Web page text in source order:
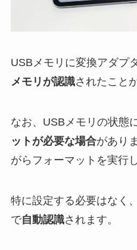
USBメモリに変換アダプ
メモリが認識されたこと
なお、USBメモリの状態
ットが必要な場合があり
がらフォーマットを実行
特に設定する必要はなく
で自動認識されます。